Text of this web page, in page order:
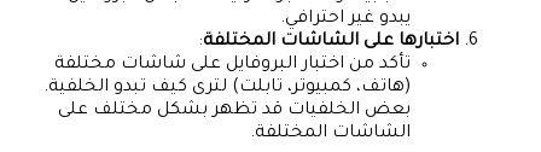
يبدو غير احترافي.
اختبارها على الشاشات المختلفة:
تأكد من اختبار البروفايل على شاشات مختلفة
(هاتف، كمبيوتر، تابلت) لترى كيف تبدو الخلفية.
بعض الخلفيات قد تظهر بشكل مختلف على
الشاشات المختلفة.